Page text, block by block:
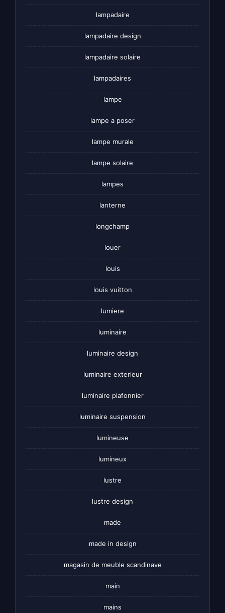
lampadaire
lampadaire design
lampadaire solaire
lampadaires
lampe
lampe a poser
lampe murale
lampe solaire
lampes
lanterne
longchamp
louer
louis
louis vuitton
lumiere
luminaire
luminaire design
luminaire exterieur
luminaire plafonnier
luminaire suspension
lumineuse
lumineux
lustre
lustre design
made
made in design
magasin de meuble scandinave
main
mains